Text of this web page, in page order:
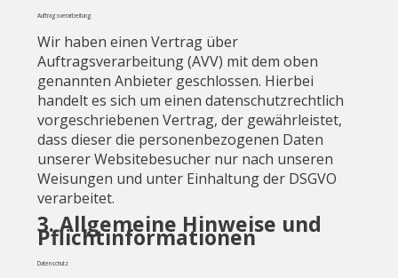
Auftragsverarbeitung
Wir haben einen Vertrag über
Auftragsverarbeitung (AVV) mit dem oben
genannten Anbieter geschlossen. Hierbei
handelt es sich um einen datenschutzrechtlich
vorgeschriebenen Vertrag, der gewährleistet,
dass dieser die personenbezogenen Daten
unserer Websitebesucher nur nach unseren
Weisungen und unter Einhaltung der DSGVO
verarbeitet.
3. Allgemeine Hinweise und
Pflichtinformationen
Datenschutz